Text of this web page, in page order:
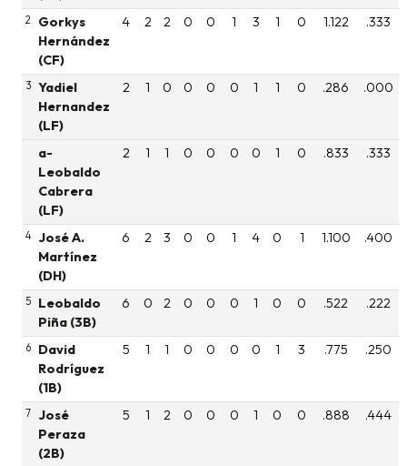
2
Gorkys
Hernández
(CF)
4 2 2 0 0 1 3 1 0 1.122 .333
3
Yadiel
Hernandez
(LF)
2 1 0 0 0 0 1 1 0 .286 .000
a-
Leobaldo
Cabrera
(LF)
2 1 1 0 0 0 0 1 0 .833 .333
4 José A.
Martínez
(DH)
6 2 3 0 0 1 4 0 1 1.100 .400
5
Leobaldo
Piña (3B)
6 0 2 0 0 0 1 0 0 .522 .222
6
David
Rodríguez
(1B)
5 1 1 0 0 0 0 1 3 .775 .250
7 José
Peraza
(2B)
5 1 2 0 0 0 1 0 0 .888 .444